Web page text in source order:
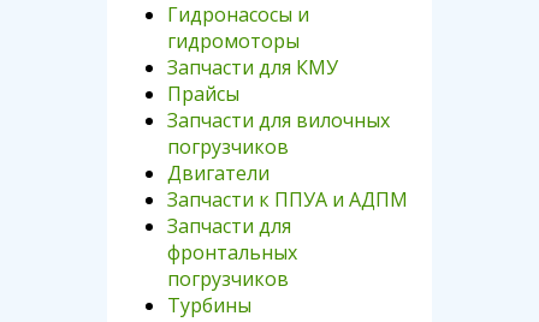
Гидронасосы и
гидромоторы
Запчасти для КМУ
Прайсы
Запчасти для вилочных
погрузчиков
Двигатели
Запчасти к ППУА и АДПМ
Запчасти для
фронтальных
погрузчиков
Турбины